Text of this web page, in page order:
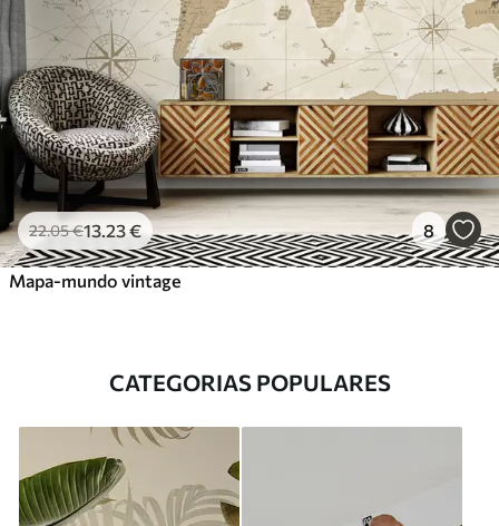
22.05€13.23€ 8
Mapa-mundo vintage
CATEGORIAS POPULARES